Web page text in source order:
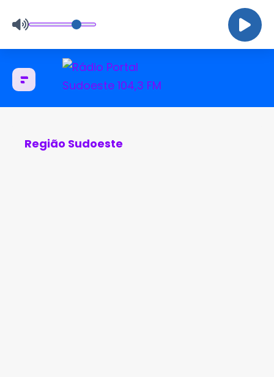
Região Sudoeste